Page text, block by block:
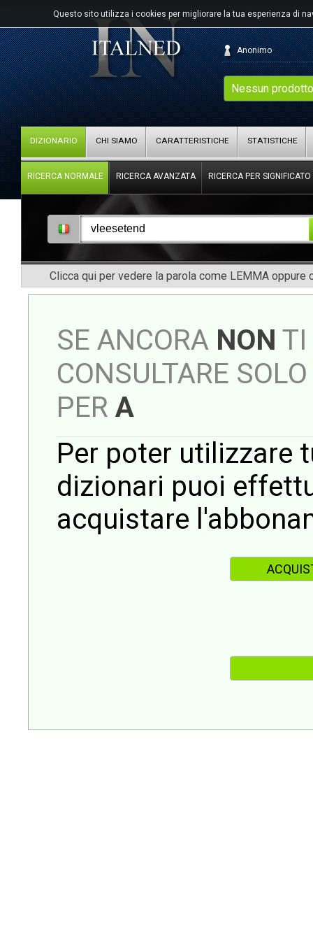
Questo sito utilizza i cookies per migliorare la tua esperienza di
Nessun
Anonimo
DIZIONARIO CHI SIAMO CARATTERISTICHE STATISTICHE
RICERCA NORMALE RICERCA AVANZATA RICERCA PER SIGNIFICATO
Clicca qui per vedere la parola come LEMMA oppure
SE ANCORA NON TI
CONSULTARE
PER A
Per poter utilizzare
dizionari puoi
acquistare